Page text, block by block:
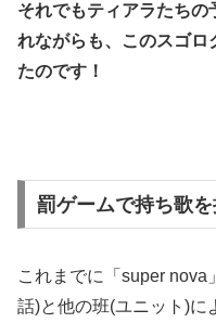
それでもティアラたちの
れながらも、このスゴロ
たのです！
罰ゲームで持ち歌を
これまでに「super nova
話)と他の班(ユニット)に